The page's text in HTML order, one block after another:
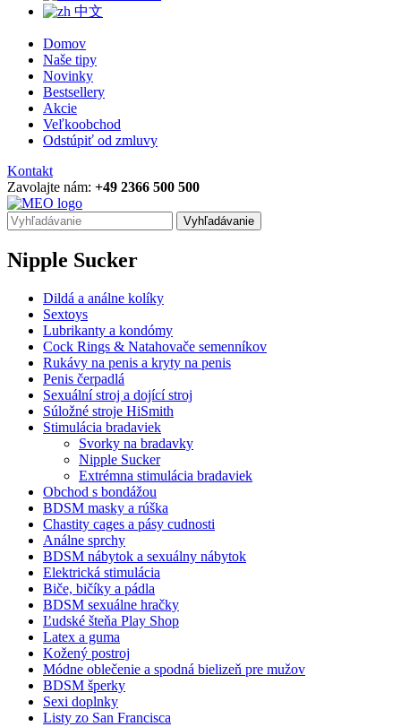
中文
Domov
Naše tipy
Novinky
Bestsellery
Akcie
Veľkoobchod
Odstúpiť od zmluvy
Kontakt
Zavolajte nám: +49 2366 500 500
Vyhľadávanie
Nipple Sucker
Dildá a análne kolíky
Sextoys
Lubrikanty a kondómy
Cock Rings & Natahovače semenníkov
Rukávy na penis a kryty na penis
Penis čerpadlá
Sexuální stroj a dojící stroj
Súložné stroje HiSmith
Stimulácia bradaviek
Svorky na bradavky
Nipple Sucker
Extrémna stimulácia bradaviek
Obchod s bondážou
BDSM masky a rúška
Chastity cages a pásy cudnosti
Análne sprchy
BDSM nábytok a sexuálny nábytok
Elektrická stimulácia
Biče, bičíky a pádla
BDSM sexuálne hračky
Ľudské šteňa Play Shop
Latex a guma
Kožený postroj
Módne oblečenie a spodná bielizeň pre mužov
BDSM šperky
Sexi doplnky
Listy zo San Francisca